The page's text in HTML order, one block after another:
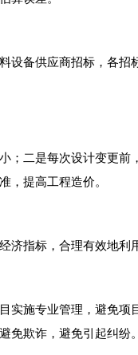
备供应商招标，各
；二是每次设计变更
，提高工程造价。
指标，合理有效地利
实施专业管理，避免
免欺诈，避免引起纠纷。